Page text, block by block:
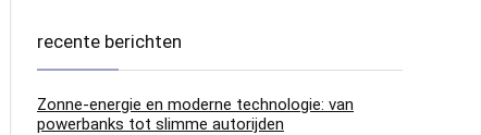
recente berichten
Zonne-energie en moderne technologie: van
powerbanks tot slimme autorijden